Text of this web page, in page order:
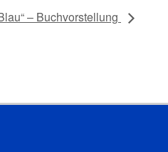
– Buchvorstellung